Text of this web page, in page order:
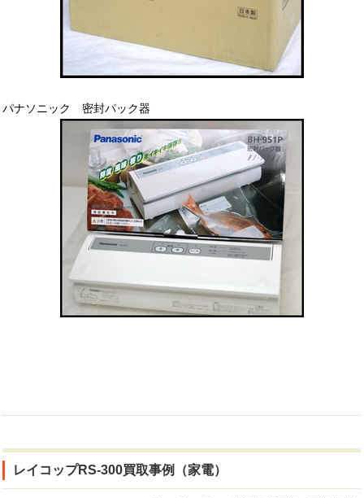
パナソニック 密封パック器
レイコップRS-300買取事例（家電）